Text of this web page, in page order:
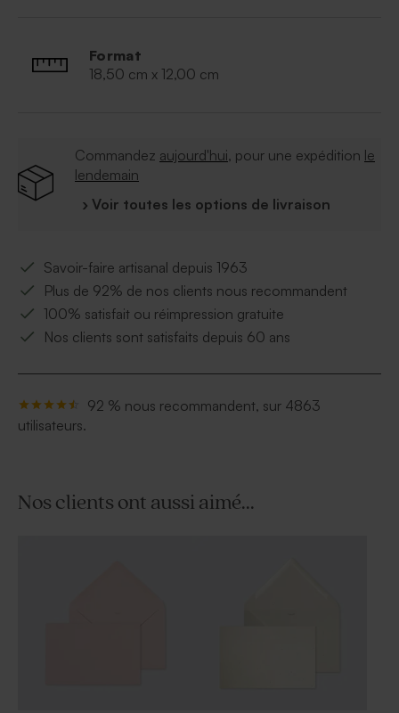
Format
18,50 cm x 12,00 cm
Commandez aujourd'hui, pour une expédition le
lendemain
› Voir toutes les options de livraison
Savoir-faire artisanal depuis 1963
Plus de 92% de nos clients nous recommandent
100% satisfait ou réimpression gratuite
Nos clients sont satisfaits depuis 60 ans
92 % nous recommandent, sur 4863
utilisateurs.
Nos clients ont aussi aimé...